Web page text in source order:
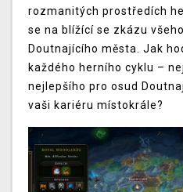
rozmanitých prostředích
se na blížící se zkázu
Doutnajícího města. Jak
každého herního cyklu –
nejlepšího pro osud
vaši kariéru místokrále?